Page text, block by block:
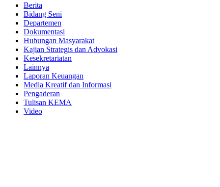
Berita
Bidang Seni
Departemen
Dokumentasi
Hubungan Masyarakat
Kajian Strategis dan Advokasi
Kesekretariatan
Lainnya
Laporan Keuangan
Media Kreatif dan Informasi
Pengaderan
Tulisan KEMA
Video